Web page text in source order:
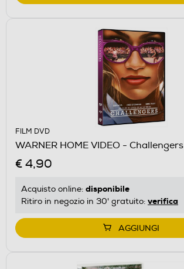
FILM DVD
WARNER HOME VIDEO - Challengers
€ 4,90
Acquisto online: disponibile
Ritiro in negozio in 30' gratuito: verifica
AGGIUNGI